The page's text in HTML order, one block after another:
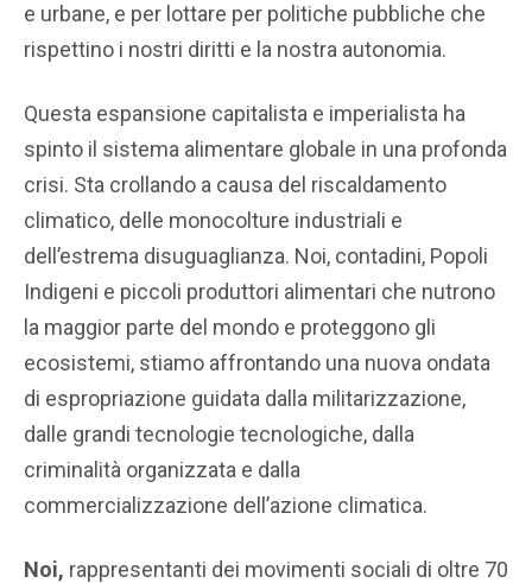
e urbane, e per lottare per politiche pubbliche che
rispettino i nostri diritti e la nostra autonomia.
Questa espansione capitalista e imperialista ha
spinto il sistema alimentare globale in una profonda
crisi. Sta crollando a causa del riscaldamento
climatico, delle monocolture industriali e
dell’estrema disuguaglianza. Noi, contadini, Popoli
Indigeni e piccoli produttori alimentari che nutrono
la maggior parte del mondo e proteggono gli
ecosistemi, stiamo affrontando una nuova ondata
di espropriazione guidata dalla militarizzazione,
dalle grandi tecnologie tecnologiche, dalla
criminalità organizzata e dalla
commercializzazione dell’azione climatica.
Noi, rappresentanti dei movimenti sociali di oltre 70